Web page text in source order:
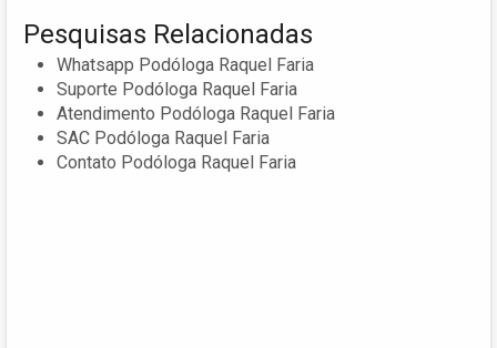
Pesquisas Relacionadas
Whatsapp Podóloga Raquel Faria
Suporte Podóloga Raquel Faria
Atendimento Podóloga Raquel Faria
SAC Podóloga Raquel Faria
Contato Podóloga Raquel Faria